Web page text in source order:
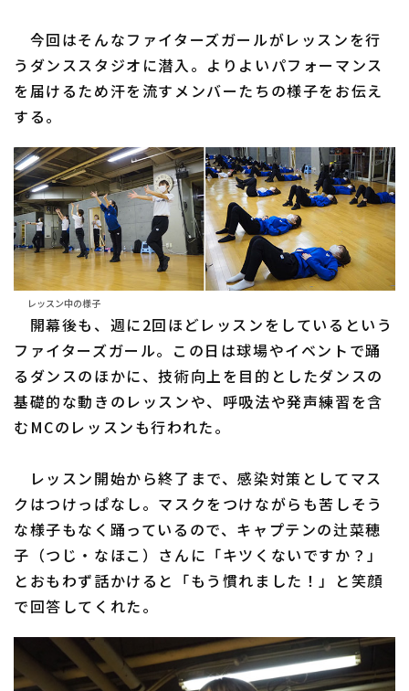
今回はそんなファイターズガールがレッスンを行
うダンススタジオに潜入。よりよいパフォーマンス
を届けるため汗を流すメンバーたちの様子をお伝え
する。
レッスン中の様子
開幕後も、週に2回ほどレッスンをしているという
ファイターズガール。この日は球場やイベントで踊
るダンスのほかに、技術向上を目的としたダンスの
基礎的な動きのレッスンや、呼吸法や発声練習を含
むMCのレッスンも行われた。
レッスン開始から終了まで、感染対策としてマス
クはつけっぱなし。マスクをつけながらも苦しそう
な様子もなく踊っているので、キャプテンの辻菜穂
子（つじ・なほこ）さんに「キツくないですか？」
とおもわず話かけると「もう慣れました！」と笑顔
で回答してくれた。